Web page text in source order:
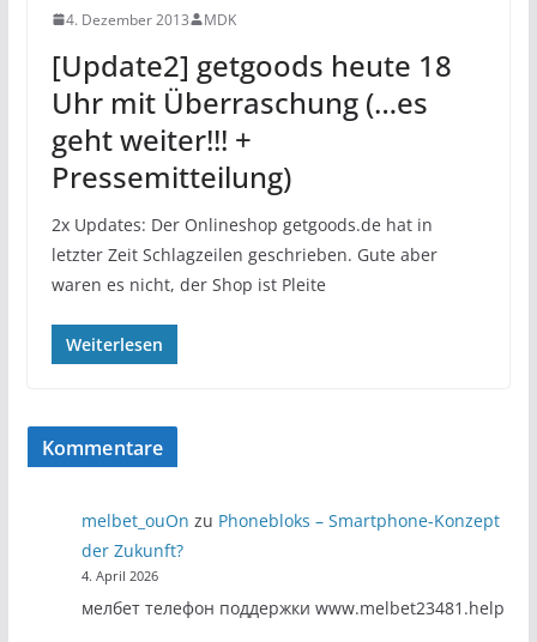
4. Dezember 2013 MDK
[Update2] getgoods heute 18
Uhr mit Überraschung (…es
geht weiter!!! +
Pressemitteilung)
2x Updates: Der Onlineshop getgoods.de hat in
letzter Zeit Schlagzeilen geschrieben. Gute aber
waren es nicht, der Shop ist Pleite
Weiterlesen
Kommentare
melbet_ouOn zu Phonebloks – Smartphone-Konzept
der Zukunft?
4. April 2026
мелбет телефон поддержки www.melbet23481.help